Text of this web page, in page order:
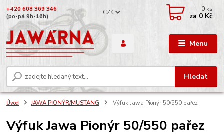
Menu
CZK
Hledat
+420 608 369 346
(po-pá 9h-16h)
0 ks
za 0 Kč
Úvod JAWA PIONÝR/MUSTANG Výfuk Jawa Pionýr 50/550 pařez
Výfuk Jawa Pionýr 50/550 pařez